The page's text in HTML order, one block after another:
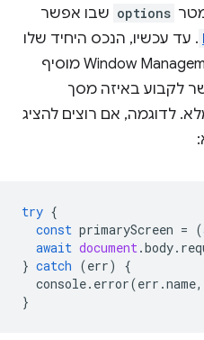
options שבו אפשר
. עד עכשיו, הנכס היחיד שלו
. ‫Window Management API מוסיף
לקבוע באיזה מסך
לדוגמה, אם רוצים להציג
try {
const primaryScreen = (
await document.body.
} catch (err)
{
console. error(err .name,
}